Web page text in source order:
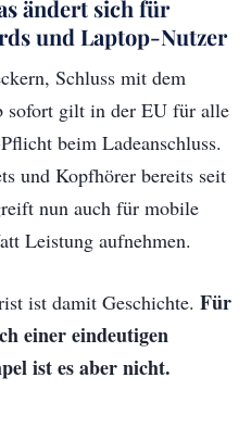
ändert sich für
und Laptop-Nutzer
Schluss mit dem
sofort gilt in der EU für alle
beim Ladeanschluss.
und Kopfhörer bereits seit
nun auch für mobile
Leistung aufnehmen.
ist damit Geschichte.Für
einer eindeutigen
ist es aber nicht.